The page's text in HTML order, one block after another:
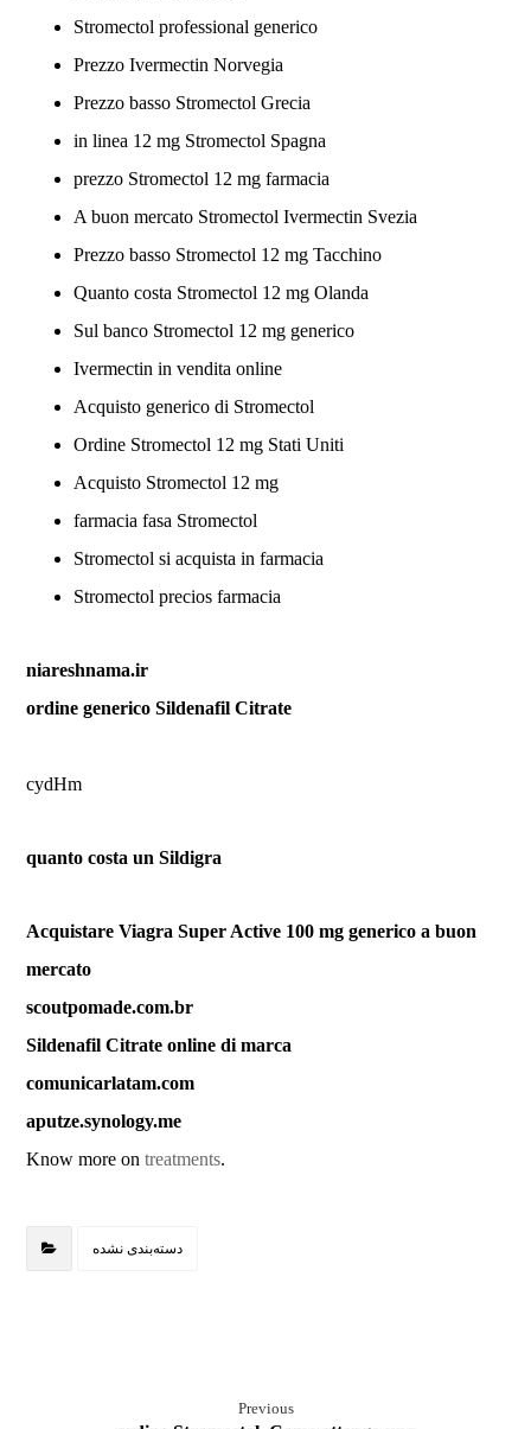
Stromectol professional generico
Prezzo Ivermectin Norvegia
Prezzo basso Stromectol Grecia
in linea 12 mg Stromectol Spagna
prezzo Stromectol 12 mg farmacia
A buon mercato Stromectol Ivermectin Svezia
Prezzo basso Stromectol 12 mg Tacchino
Quanto costa Stromectol 12 mg Olanda
Sul banco Stromectol 12 mg generico
Ivermectin in vendita online
Acquisto generico di Stromectol
Ordine Stromectol 12 mg Stati Uniti
Acquisto Stromectol 12 mg
farmacia fasa Stromectol
Stromectol si acquista in farmacia
Stromectol precios farmacia
niareshnama.ir
ordine generico Sildenafil Citrate
cydHm
quanto costa un Sildigra
Acquistare Viagra Super Active 100 mg generico a buon
mercato
scoutpomade.com.br
Sildenafil Citrate online di marca
comunicarlatam.com
aputze.synology.me
Know more ontreatments.
دسته‌بندی نشده
Previous